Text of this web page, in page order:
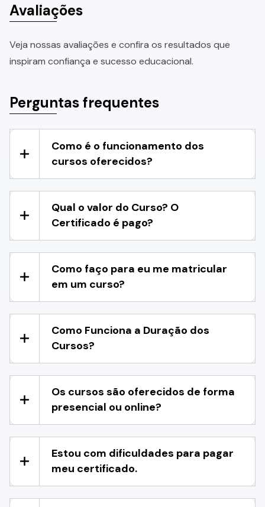
Avaliações
Veja nossas avaliações e confira os resultados que
inspiram confiança e sucesso educacional.
Perguntas frequentes
Como é o funcionamento dos
cursos oferecidos?
Qual o valor do Curso? O
Certificado é pago?
Como faço para eu me matricular
em um curso?
Como Funciona a Duração dos
Cursos?
Os cursos são oferecidos de forma
presencial ou online?
Estou com dificuldades para pagar
meu certificado.